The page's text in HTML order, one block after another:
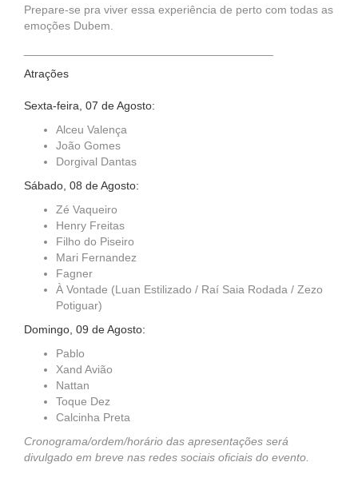
Prepare-se pra viver essa experiência de perto com todas as
emoções Dubem.
Atrações
Sexta-feira, 07 de Agosto:
Alceu Valença
João Gomes
Dorgival Dantas
Sábado, 08 de Agosto:
Zé Vaqueiro
Henry Freitas
Filho do Piseiro
Mari Fernandez
Fagner
À Vontade (Luan Estilizado / Raí Saia Rodada / Zezo
Potiguar)
Domingo, 09 de Agosto:
Pablo
Xand Avião
Nattan
Toque Dez
Calcinha Preta
Cronograma/ordem/horário das apresentações será
divulgado em breve nas redes sociais oficiais do evento.